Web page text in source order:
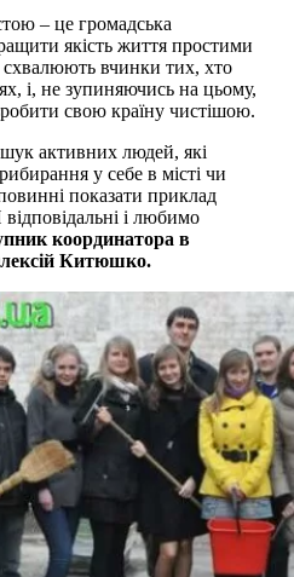
– це громадська
якість життя простими
схвалюють вчинки тих, хто
і, не зупиняючись на цьому,
свою країну чистішою.
активних людей, які
у себе в місті чи
показати приклад
і любимо
координатора в
Китюшко.